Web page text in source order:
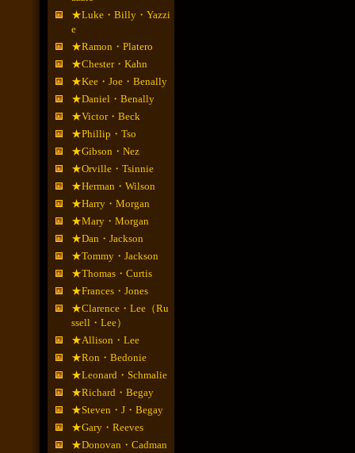
★Luke・Billy・Yazzi
e
★Ramon・Platero
★Chester・Kahn
★Kee・Joe・Benally
★Daniel・Benally
★Victor・Beck
★Phillip・Tso
★Gibson・Nez
★Orville・Tsinnie
★Herman・Wilson
★Harry・Morgan
★Mary・Morgan
★Dan・Jackson
★Tommy・Jackson
★Thomas・Curtis
★Frances・Jones
★Clarence・Lee（Ru
ssell・Lee）
★Allison・Lee
★Ron・Bedonie
★Leonard・Schmalie
★Richard・Begay
★Steven・J・Begay
★Gary・Reeves
★Donovan・Cadman